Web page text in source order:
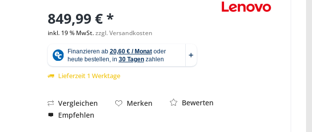
Abbildung ähnlich
849,99 € *
inkl. 19 % MwSt.zzgl. Versandkosten
Lieferzeit 1 Werktage
Vergleichen Merken
Bewerten
Empfehlen